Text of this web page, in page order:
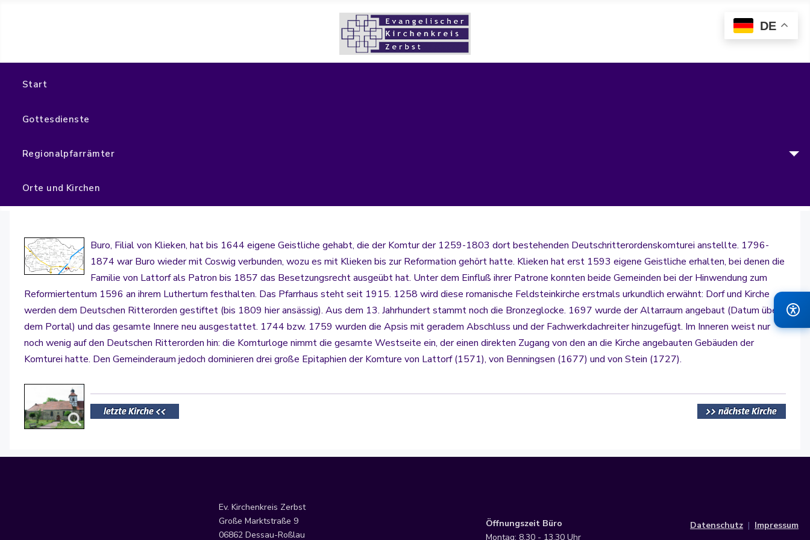
Start
Gottesdienste
Regionalpfarrämter
Orte und Kirchen
Buro, Filial von Klieken, hat bis 1644 eigene Geistliche gehabt, die der Komtur der 1259-1803 dort bestehenden Deutschritterordenskomturei anstellte. 1796-
1874 war Buro wieder mit Coswig verbunden, wozu es mit Klieken bis zur Reformation gehört hatte. Klieken hat erst 1593 eigene Geistliche erhalten, bei denen die
Familie von Lattorf als Patron bis 1857 das Besetzungsrecht ausgeübt hat. Unter dem Einfluß ihrer Patrone konnten beide Gemeinden bei der Hinwendung zum
Reformiertentum 1596 an ihrem Luthertum festhalten. Das Pfarrhaus steht seit 1915. 1258 wird diese romanische Feldsteinkirche erstmals urkundlich erwähnt: Dorf und Kirche
werden dem Deutschen Ritterorden gestiftet (bis 1809 hier ansässig). Aus dem 13. Jahrhundert stammt noch die Bronzeglocke. 1697 wurde der Altarraum angebaut (Datum über
dem Portal) und das gesamte Innere neu ausgestattet. 1744 bzw. 1759 wurden die Apsis mit geradem Abschluss und der Fachwerkdachreiter hinzugefügt. Im Inneren weist nur
noch wenig auf den Deutschen Ritterorden hin: die Komturloge nimmt die gesamte Westseite ein, der einen direkten Zugang von den an die Kirche angebauten Gebäuden der
Komturei hatte. Den Gemeinderaum jedoch dominieren drei große Epitaphien der Komture von Lattorf (1571), von Benningsen (1677) und von Stein (1727).
DE
Ev. Kirchenkreis Zerbst
Große Marktstraße 9
06862 Dessau-Roßlau
Öffnungszeit Büro
Montag: 8.30 - 13.30 Uhr
Datenschutz| Impressum